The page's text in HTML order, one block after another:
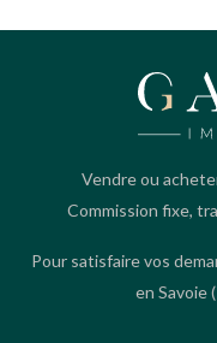
Vendre ou
Commission fixe,
Pour satisfaire vos
en Savoie